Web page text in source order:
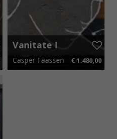
Vanitate I
Casper Faassen € 1.480,00